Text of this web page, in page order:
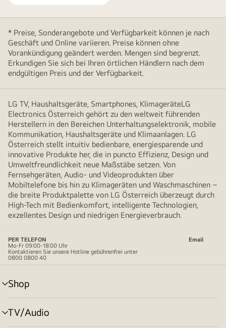
* Preise, Sonderangebote und Verfügbarkeit können je nach
Geschäft und Online variieren. Preise können ohne
Vorankündigung geändert werden. Mengen sind begrenzt.
Erkundigen Sie sich bei Ihren örtlichen Händlern nach dem
endgültigen Preis und der Verfügbarkeit.
LG TV, Haushaltsgeräte, Smartphones, KlimageräteLG
Electronics Österreich gehört zu den weltweit führenden
Herstellern in den Bereichen Unterhaltungselektronik, mobile
Kommunikation, Haushaltsgeräte und Klimaanlagen. LG
Österreich stellt intuitiv bedienbare, energiesparende und
innovative Produkte her, die in puncto Effizienz, Design und
Umweltfreundlichkeit neue Maßstäbe setzen. Von
Fernsehgeräten, Audio- und Videoprodukten über
Mobiltelefone bis hin zu Klimageräten und Waschmaschinen –
die breite Produktpalette von LG Österreich überzeugt durch
High-Tech mit Bedienkomfort, intelligente Technologien,
exzellentes Design und niedrigen Energieverbrauch.
PER TELEFON
Email
Mo-Fr 09:00-18:00 Uhr
Kontaktieren Sie unsere Hotline gebührenfrei unter
0800 0800 40
Shop
Menü
umschalten
TV/Audio
Menü